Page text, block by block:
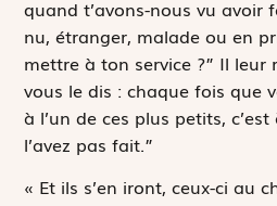
quand t’avons-nous vu avoir
nu, étranger, malade ou en
mettre à ton service ?” Il leur
vous le dis : chaque fois que
à l’un de ces plus petits,
l’avez pas fait.”
« Et ils s’en iront, ceux-ci au